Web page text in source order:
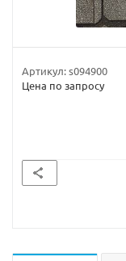
Артикул:s094900
Цена по запросу